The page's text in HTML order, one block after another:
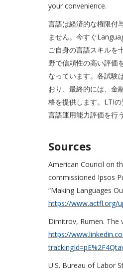
your convenience.
言語は経済的な権限付
ません。今すぐ
ご自身の言語スキルを
野で信頼性の高い評価
なっています。各試験
おり、最終的には、金
格を提供します。LTI
言語運用能力評価を行
Sources
American Council on
commissioned Ipsos
“Making Languages
https://www.actfl.org/
Dimitrov, Rumen. The
https://
U.S. Bureau of Labor